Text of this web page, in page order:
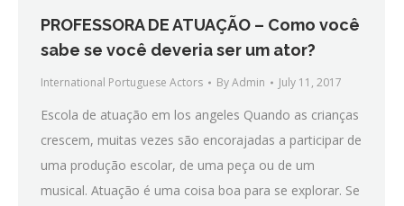
PROFESSORA DE ATUAÇÃO – Como você
sabe se você deveria ser um ator?
International Portuguese Actors ByAdmin July 11, 2017
Escola de atuação em los angeles Quando as crianças
crescem, muitas vezes são encorajadas a participar de
uma produção escolar, de uma peça ou de um
musical. Atuação é uma coisa boa para se explorar. Se